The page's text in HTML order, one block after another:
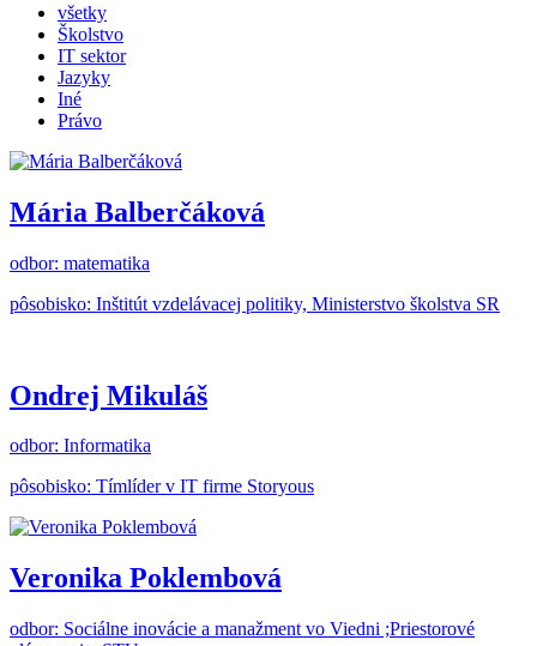
všetky
Školstvo
IT sektor
Jazyky
Iné
Právo
Mária Balberčáková
odbor: matematika
pôsobisko: Inštitút vzdelávacej politiky, Ministerstvo školstva SR
Ondrej Mikuláš
odbor: Informatika
pôsobisko: Tímlíder v IT firme Storyous
Veronika Poklembová
odbor: Sociálne inovácie a manažment vo Viedni ;Priestorové